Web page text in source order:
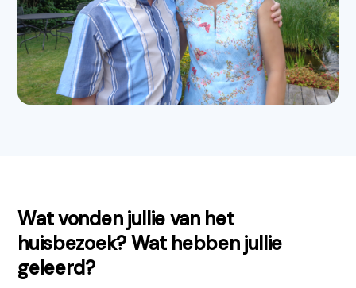
Wat vonden jullie van het
huisbezoek? Wat hebben jullie
geleerd?